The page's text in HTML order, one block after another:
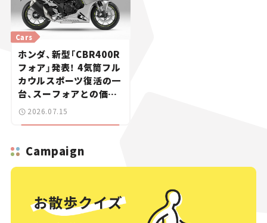
Cars
ホンダ、新型「CBR400R
フォア」発表！ 4気筒フル
カウルスポーツ復活の一
台、スーフォアとの価格
差は20万円【新車ニュー
2026.07.15
Campaign